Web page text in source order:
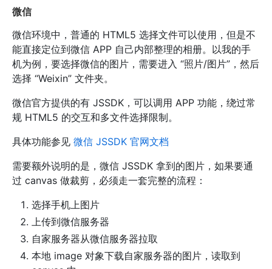
微信
微信环境中，普通的 HTML5 选择文件可以使用，但是不
能直接定位到微信 APP 自己内部整理的相册。以我的手
机为例，要选择微信的图片，需要进入 “照片/图片”，然后
选择 “Weixin” 文件夹。
微信官方提供的有 JSSDK，可以调用 APP 功能，绕过常
规 HTML5 的交互和多文件选择限制。
具体功能参见 微信 JSSDK 官网文档
需要额外说明的是，微信 JSSDK 拿到的图片，如果要通
过 canvas 做裁剪，必须走一套完整的流程：
选择手机上图片
上传到微信服务器
自家服务器从微信服务器拉取
本地 image 对象下载自家服务器的图片，读取到